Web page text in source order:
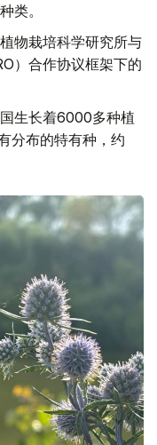
类。
物栽培科学研究所与
）合作协议框架下的
生长着6000多种植
分布的特有种，约